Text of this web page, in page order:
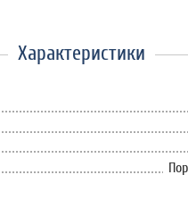
Характеристики